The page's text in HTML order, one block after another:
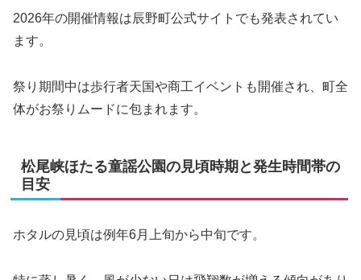
2026年の開催情報は辰野町公式サイトでも発表されてい
ます。
祭り期間中は歩行者天国や商工イベントも開催され、町全
体がお祭りムードに包まれます。
松尾峡ほたる童謡公園の見頃時期と発生時間帯の
目安
ホタルの見頃は例年6月上旬から中旬です。